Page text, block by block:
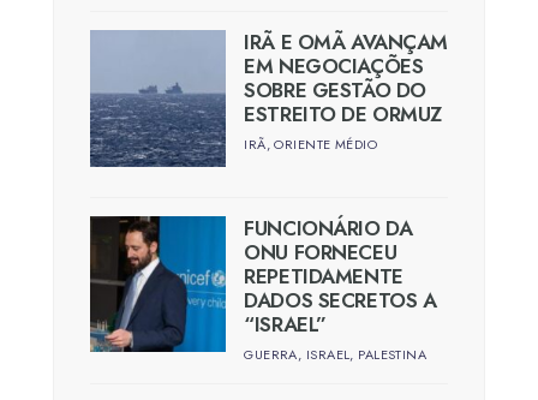
IRÃ E OMÃ AVANÇAM
EM NEGOCIAÇÕES
SOBRE GESTÃO DO
ESTREITO DE ORMUZ
IRÃ,ORIENTE MÉDIO
FUNCIONÁRIO DA
ONU FORNECEU
REPETIDAMENTE
DADOS SECRETOS A
“ISRAEL”
GUERRA, ISRAEL, PALESTINA